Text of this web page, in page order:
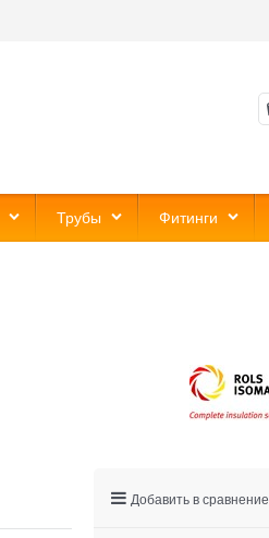
Трубы Фитинги
Добавить в сравнение